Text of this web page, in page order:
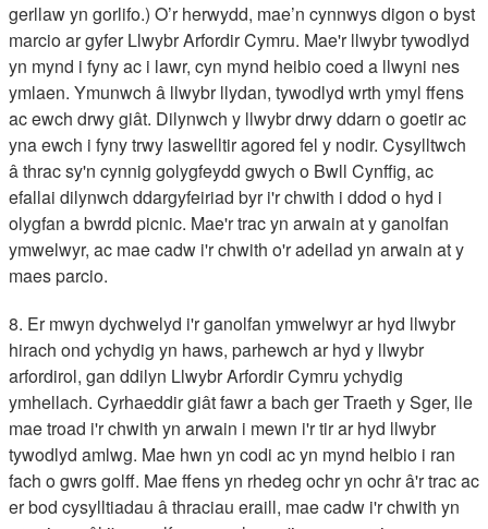
gerllaw yn gorlifo.) O’r herwydd, mae’n cynnwys digon o byst
marcio ar gyfer Llwybr Arfordir Cymru. Mae'r llwybr tywodlyd
yn mynd i fyny ac i lawr, cyn mynd heibio coed a llwyni nes
ymlaen. Ymunwch â llwybr llydan, tywodlyd wrth ymyl ffens
ac ewch drwy giât. Dilynwch y llwybr drwy ddarn o goetir ac
yna ewch i fyny trwy laswelltir agored fel y nodir. Cysylltwch
â thrac sy'n cynnig golygfeydd gwych o Bwll Cynffig, ac
efallai dilynwch ddargyfeiriad byr i'r chwith i ddod o hyd i
olygfan a bwrdd picnic. Mae'r trac yn arwain at y ganolfan
ymwelwyr, ac mae cadw i'r chwith o'r adeilad yn arwain at y
maes parcio.
8. Er mwyn dychwelyd i'r ganolfan ymwelwyr ar hyd llwybr
hirach ond ychydig yn haws, parhewch ar hyd y llwybr
arfordirol, gan ddilyn Llwybr Arfordir Cymru ychydig
ymhellach. Cyrhaeddir giât fawr a bach ger Traeth y Sger, lle
mae troad i'r chwith yn arwain i mewn i'r tir ar hyd llwybr
tywodlyd amlwg. Mae hwn yn codi ac yn mynd heibio i ran
fach o gwrs golff. Mae ffens yn rhedeg ochr yn ochr â'r trac ac
er bod cysylltiadau â thraciau eraill, mae cadw i'r chwith yn